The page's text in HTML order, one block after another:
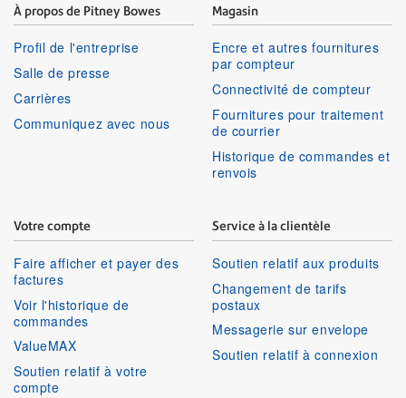
À propos de Pitney Bowes
Profil de l'entreprise
Salle de presse
Carrières
Communiquez avec nous
Magasin
Encre et autres fournitures
par compteur
Connectivité de compteur
Fournitures pour traitement
de courrier
Historique de commandes et
renvois
Votre compte
Faire afficher et payer des
factures
Voir l'historique de
commandes
ValueMAX
Soutien relatif à votre
compte
Service à la clientèle
Soutien relatif aux produits
Changement de tarifs
postaux
Messagerie sur envelope
Soutien relatif à connexion